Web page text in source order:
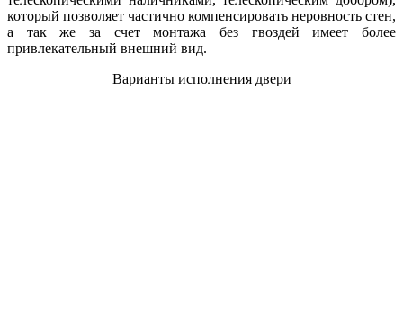
который позволяет частично компенсировать неровность стен,
а так же за счет монтажа без гвоздей имеет более
привлекательный внешний вид.
Варианты исполнения двери